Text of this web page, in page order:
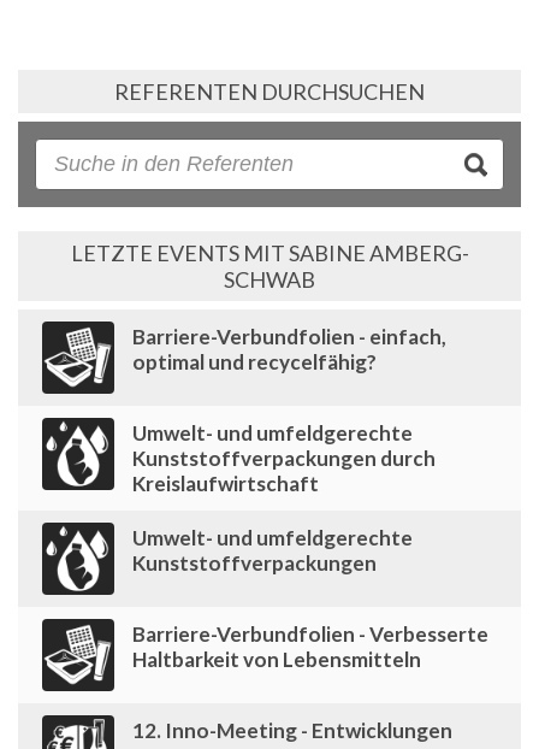
REFERENTEN DURCHSUCHEN
LETZTE EVENTS MIT SABINE AMBERG-
SCHWAB
Barriere-Verbundfolien - einfach,
optimal und recycelfähig?
Umwelt- und umfeldgerechte
Kunststoffverpackungen durch
Kreislaufwirtschaft
Umwelt- und umfeldgerechte
Kunststoffverpackungen
Barriere-Verbundfolien - Verbesserte
Haltbarkeit von Lebensmitteln
12. Inno-Meeting - Entwicklungen